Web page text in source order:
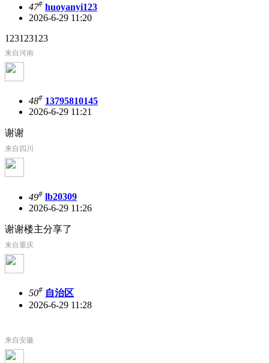
47# huoyanyi123
2026-6-29 11:20
123123123
来自河南
48# 13795810145
2026-6-29 11:21
谢谢
来自四川
49# lb20309
2026-6-29 11:26
谢谢楼主分享了
来自重庆
50# 自治区
2026-6-29 11:28
来自安徽